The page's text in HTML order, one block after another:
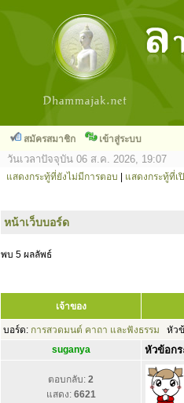
สมัครสมาชิก เข้าสู่ระบบ
วันเวลาปัจจุบัน 06 ส.ค. 2026, 19:07
แสดงกระทู้ที่ยังไม่มีการตอบ แสดงกระทู้ที่เ
หน้าเว็บบอร์ด
พบ 5 ผลลัพธ์
เจ้าของ
บอร์ด: การสวดมนต์ คาถา และฟังธรรม หัว
suganya
หัวข้อกร
ตอบกลับ: 2
แสดง: 6621